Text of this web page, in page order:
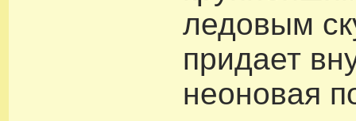
ледовым
придает
неоновая